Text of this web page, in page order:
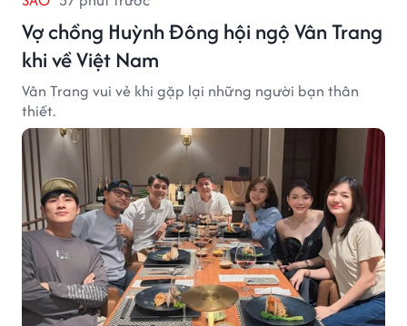
Vợ chồng Huỳnh Đông hội ngộ Vân Trang
khi về Việt Nam
Vân Trang vui vẻ khi gặp lại những người bạn thân
thiết.